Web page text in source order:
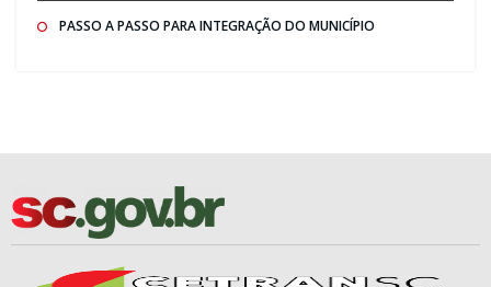
PASSO A PASSO PARA INTEGRAÇÃO DO MUNICÍPIO